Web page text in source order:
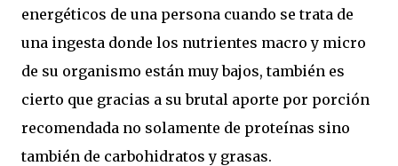
energéticos de una persona cuando se trata de
una ingesta donde los nutrientes macro y micro
de su organismo están muy bajos, también es
cierto que gracias a su brutal aporte por porción
recomendada no solamente de proteínas sino
también de carbohidratos y grasas.